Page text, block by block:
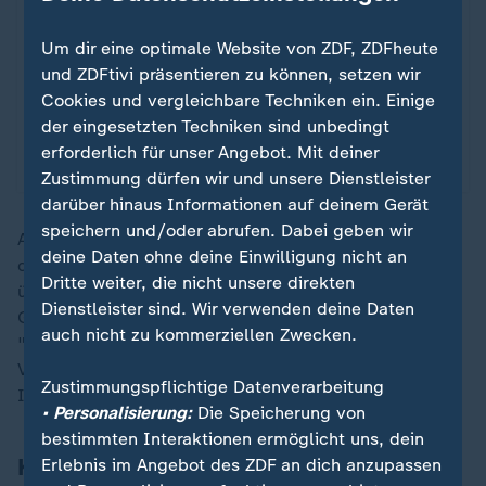
Weil der Rekordspieler Thomas Müller am
Saisonende gehen muss, verliert der FC Bayern
seinen größten Sympathieträger. Sein Abschied
wird eine Zäsur weit über den Verein hinaus.
Auch deshalb hat ihm sein früherer TrainerHansi Flick
die schönste Girlande geflochten, als er Müller sogar
über den Bayern-Legenden Franz Beckenbauer und
Gerd Müller einstufte. Thomas Müllers Abschied sei
"vielleicht die größte Zäsur in der Geschichte dieses
Vereins", befand Flick gegenüber dem Sport-
Informations-Dienst.
Kompany und Eberl: Hochemotionaler
Um dir eine optimale Website von ZDF, ZDFheute
und ZDFtivi präsentieren zu können, setzen wir
Cookies und vergleichbare Techniken ein. Einige
der eingesetzten Techniken sind unbedingt
erforderlich für unser Angebot. Mit deiner
Zustimmung dürfen wir und unsere Dienstleister
darüber hinaus Informationen auf deinem Gerät
speichern und/oder abrufen. Dabei geben wir
deine Daten ohne deine Einwilligung nicht an
Dritte weiter, die nicht unsere direkten
Dienstleister sind. Wir verwenden deine Daten
auch nicht zu kommerziellen Zwecken.
Zustimmungspflichtige Datenverarbeitung
• Personalisierung:Die Speicherung von
bestimmten Interaktionen ermöglicht uns, dein
Erlebnis im Angebot des ZDF an dich anzupassen